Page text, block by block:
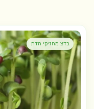
בדצ מחזיקי הדת